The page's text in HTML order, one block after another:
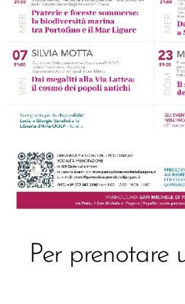
Per prenotare